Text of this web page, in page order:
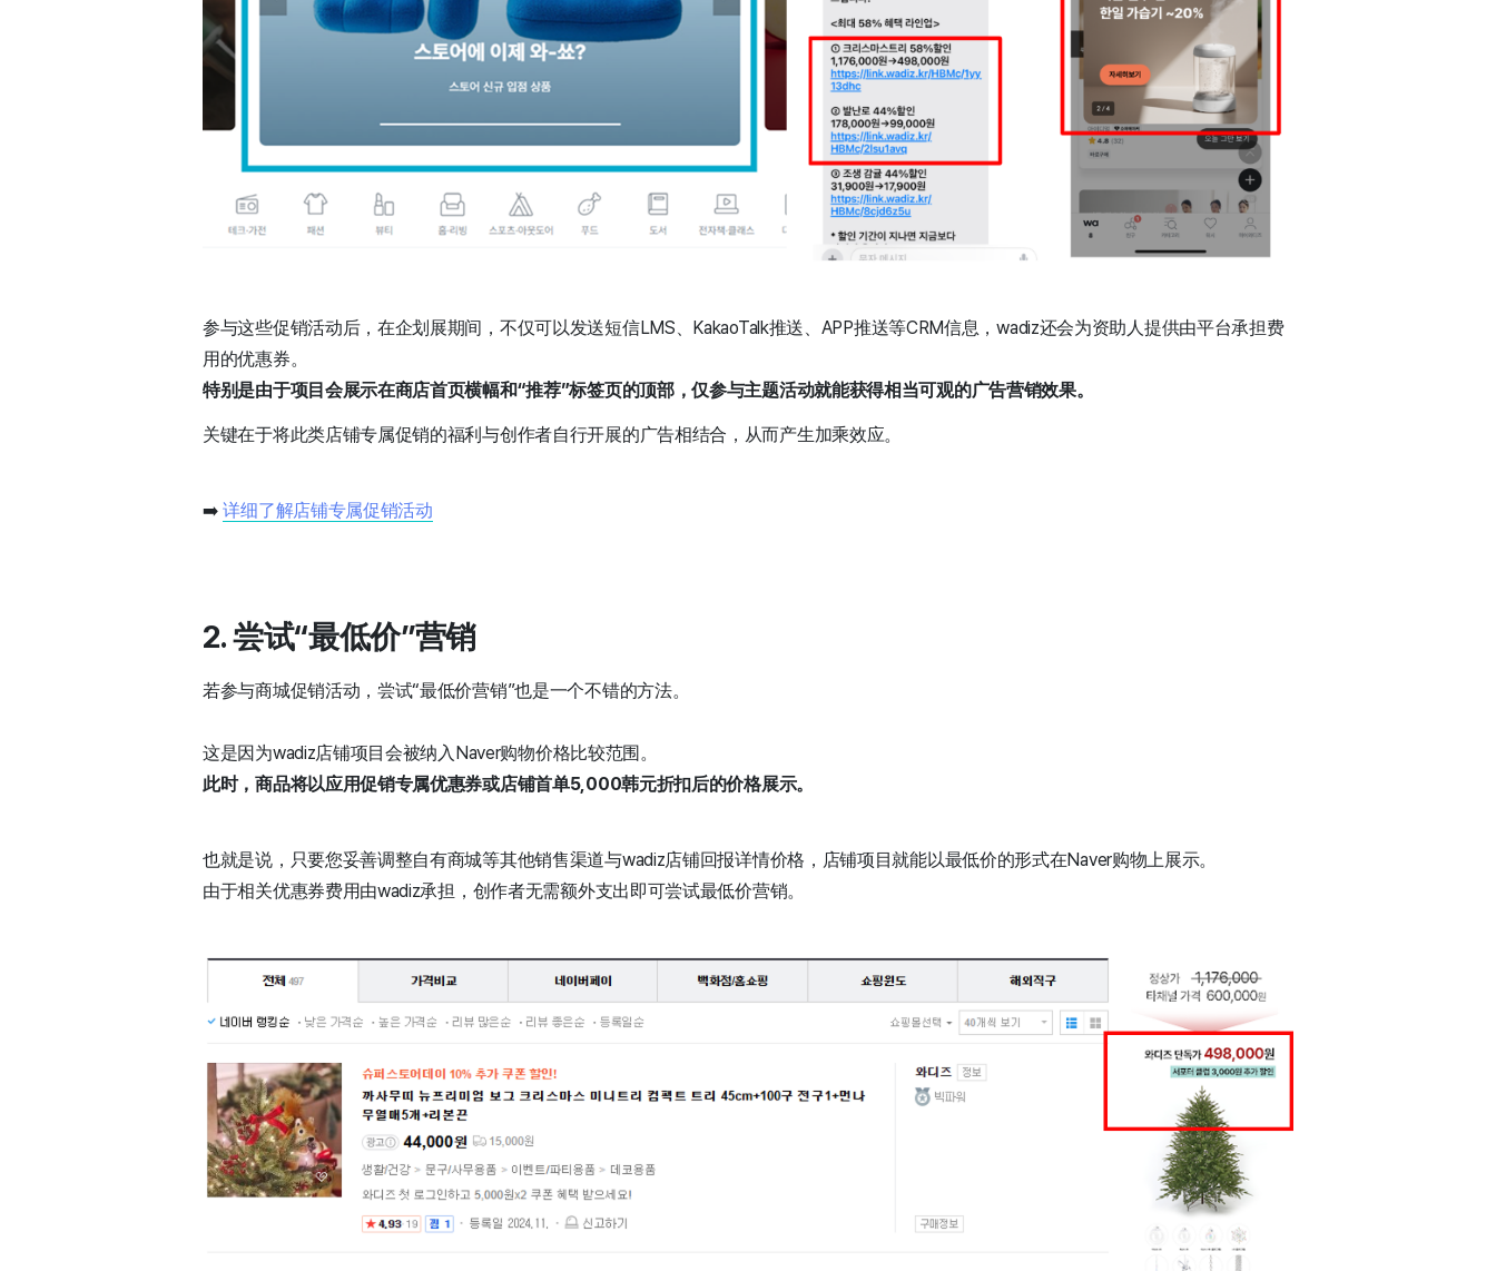
参与这些促销活动后，在企划展期间，不仅可以发送短信LMS、KakaoTalk推送、APP推送等CRM信息，wadiz还会为资助人提供由平台承担费
用的优惠券。
特别是由于项目会展示在商店首页横幅和“推荐”标签页的顶部，仅参与主题活动就能获得相当可观的广告营销效果。
关键在于将此类店铺专属促销的福利与创作者自行开展的广告相结合，从而产生加乘效应。
➡️详细了解店铺专属促销活动
2. 尝试“最低价”营销
若参与商城促销活动，尝试“最低价营销”也是一个不错的方法。
这是因为wadiz店铺项目会被纳入Naver购物价格比较范围。
此时，商品将以应用促销专属优惠券或店铺首单5,000韩元折扣后的价格展示。
也就是说，只要您妥善调整自有商城等其他销售渠道与wadiz店铺回报详情价格，店铺项目就能以最低价的形式在Naver购物上展示。
由于相关优惠券费用由wadiz承担，创作者无需额外支出即可尝试最低价营销。